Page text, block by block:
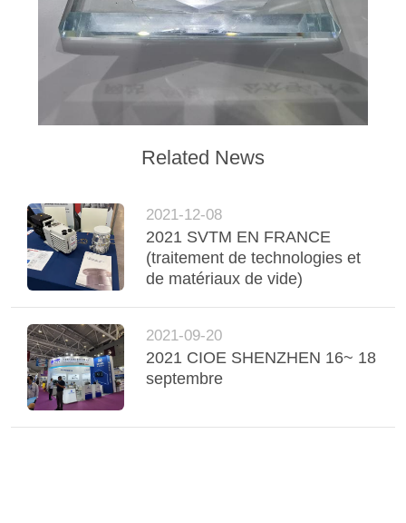
Related News
2021-12-08
2021 SVTM EN FRANCE
(traitement de technologies et
de matériaux de vide)
2021-09-20
2021 CIOE SHENZHEN 16~ 18
septembre